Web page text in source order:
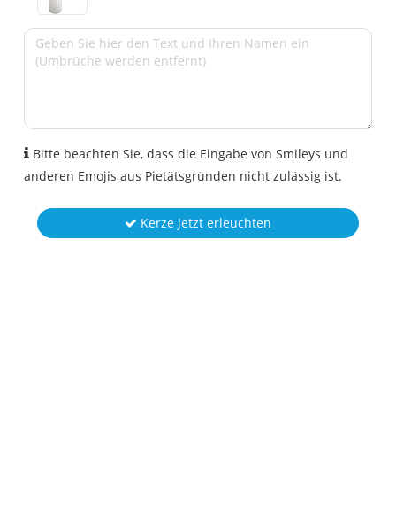
Bitte beachten Sie, dass die Eingabe von Smileys und
anderen Emojis aus Pietätsgründen nicht zulässig ist.
Kerze jetzt erleuchten